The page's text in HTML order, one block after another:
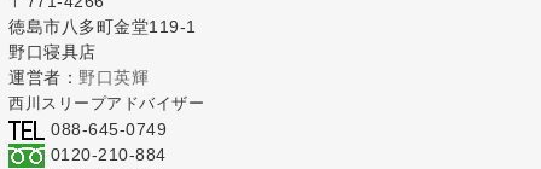
徳島市八多町金堂119-1
野口寝具店
運営者： 野口英輝
西川スリープアドバイザー
088-645-0749
0120-210-884